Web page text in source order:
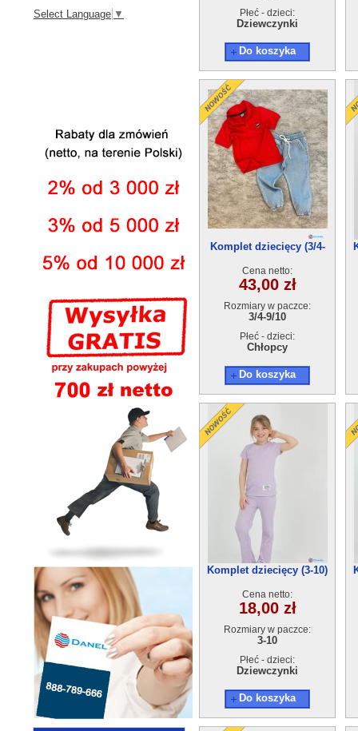
Select Language ▼ Płeć - dzieci:
Dziewczynki
Do koszyka
Komplet dziecięcy (3/4-
Cena netto:
43,00 zł
Rozmiary w paczce:
3/4-9/10
Płeć - dzieci:
Chłopcy
Do koszyka
Komplet dziecięcy (3-10)
Cena netto:
18,00 zł
Rozmiary w paczce:
3-10
Płeć - dzieci:
Dziewczynki
Do koszyka